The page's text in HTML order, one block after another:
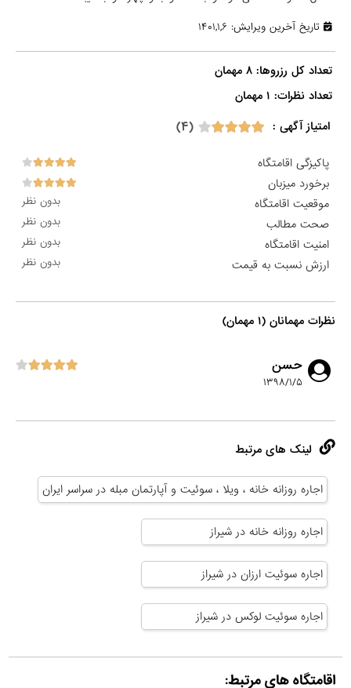
تاریخ آخرین ویرایش: ۱۴۰۱,۱,۶
تعداد کل رزروها: ۸ مهمان
تعداد نظرات: ۱ مهمان
امتیاز آگهی :
(۴)
پاکیزگی اقامتگاه
برخورد میزبان
موقعیت اقامتگاه
بدون نظر
صحت مطالب بدون نظر
امنیت اقامتگاه بدون نظر
ارزش نسبت به قیمت بدون نظر
نظرات مهمانان (۱ مهمان)
حسن
۱۳۹۸/۱/۵
لینک های مرتبط
اجاره روزانه خانه ، ویلا ، سوئیت و آپارتمان مبله در سراسر ایران
اجاره روزانه خانه در شیراز
اجاره سوئیت ارزان در شیراز
اجاره سوئیت لوکس در شیراز
اقامتگاه های مرتبط: